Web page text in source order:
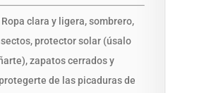
Ropa clara y ligera, sombrero,
protector solar (úsalo
zapatos cerrados y
de las picaduras de